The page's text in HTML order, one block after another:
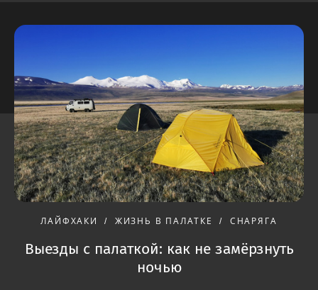
ЛАЙФХАКИ ЖИЗНЬ В ПАЛАТКЕ СНАРЯГА
Выезды с палаткой: как не замёрзнуть
ночью